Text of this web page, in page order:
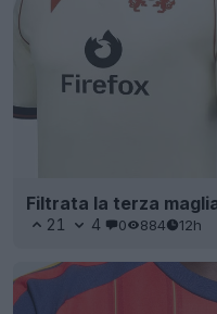
Filtrata la terza
21 4 0 884 12h